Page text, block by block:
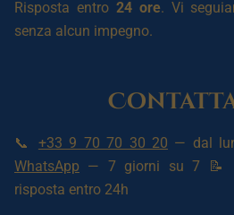
Risposta entro 24 ore. Vi
senza alcun impegno.
📞 +33 9 70 70 30 20 — dal
WhatsApp — 7 giorni su 7 📝
risposta entro 24h